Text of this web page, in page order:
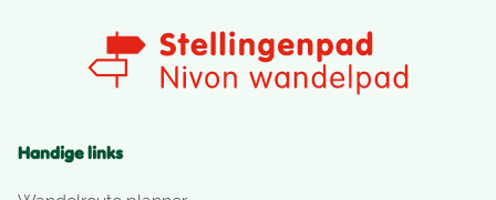
Handige links